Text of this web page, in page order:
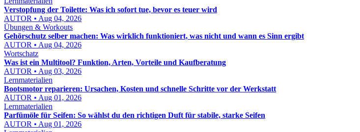
Verstopfung der Toilette: Was ich sofort tue, bevor es teuer wird
AUTOR • Aug 04, 2026
Übungen & Workouts
Gehörschutz selber machen: Was wirklich funktioniert, was nicht und wann es Sinn ergibt
AUTOR • Aug 04, 2026
Wortschatz
Was ist ein Multitool? Funktion, Arten, Vorteile und Kaufberatung
AUTOR • Aug 03, 2026
Lernmaterialien
Bootsmotor reparieren: Ursachen, Kosten und schnelle Schritte vor der Werkstatt
AUTOR • Aug 01, 2026
Lernmaterialien
Parfümöle für Seifen: So wählst du den richtigen Duft für stabile, starke Seifen
AUTOR • Aug 01, 2026